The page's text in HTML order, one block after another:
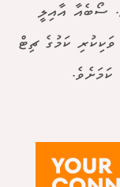
ސޯބެއާ އާއިލީ
ކަމުގެ ޗިޓް